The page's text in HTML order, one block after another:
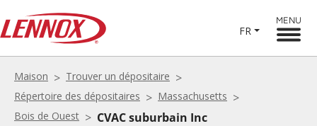
FR
MENU
Maison
Trouver un dépositaire
Répertoire des dépositaires
Massachusetts
Bois de Ouest
CVAC suburbain Inc